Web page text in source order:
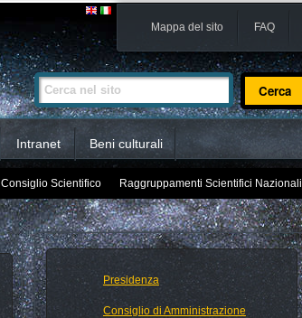
Mappa del sito FAQ
Cerca nel sito
Ricerca
avanzata…
Intranet Beni culturali
Consiglio Scientifico Raggruppamenti Scientifici Nazionali
Presidenza
Consiglio di Amministrazione